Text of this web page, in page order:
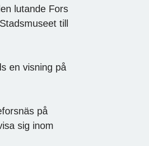
lutande Fors
till
en visning på
på
sig inom